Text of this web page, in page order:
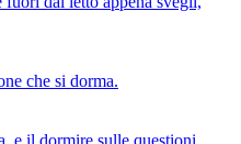
che si dorma.
e il dormire sulle questioni